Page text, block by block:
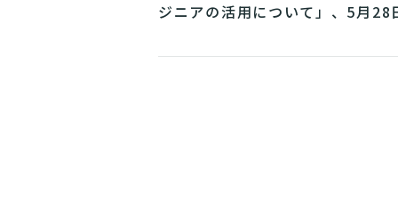
ジニアの活用について」、5月28